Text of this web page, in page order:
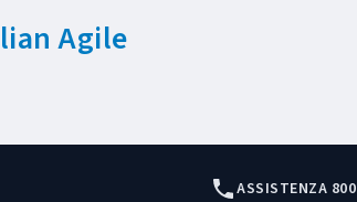
Agile
ASSISTENZA